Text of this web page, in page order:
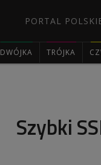
PORTAL
DWÓJKA TRÓJKA
Szybki